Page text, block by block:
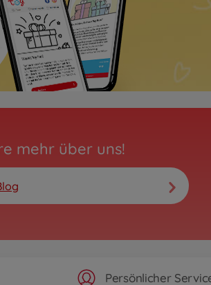
mehr über uns!
Persönlicher